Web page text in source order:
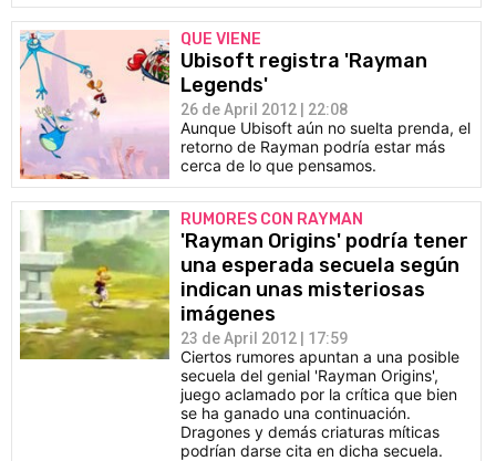
QUE VIENE
Ubisoft registra 'Rayman
Legends'
26 de April 2012 | 22:08
Aunque Ubisoft aún no suelta prenda, el
retorno de Rayman podría estar más
cerca de lo que pensamos.
RUMORES CON RAYMAN
'Rayman Origins' podría tener
una esperada secuela según
indican unas misteriosas
imágenes
23 de April 2012 | 17:59
Ciertos rumores apuntan a una posible
secuela del genial 'Rayman Origins',
juego aclamado por la crítica que bien
se ha ganado una continuación.
Dragones y demás criaturas míticas
podrían darse cita en dicha secuela.